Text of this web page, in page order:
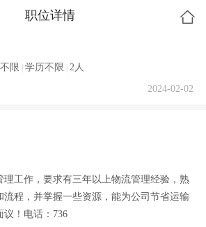
职位详情
限 学历不限 2人
2024-02-02
理工作，要求有三年以上物流管理经验，熟
流程，并掌握一些资源，能为公司节省运输
议！电话：736